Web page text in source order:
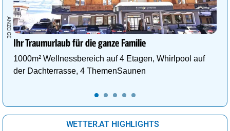
Ihr Traumurlaub für die ganze Familie
1000m² Wellnessbereich auf 4 Etagen, Whirlpool auf
der Dachterrasse, 4 ThemenSaunen
WETTER.AT HIGHLIGHTS